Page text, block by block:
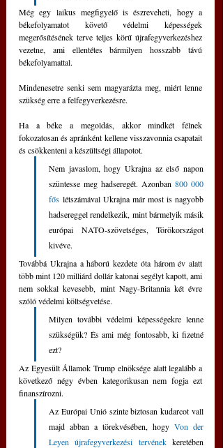
Még egy laikus megfigyelő is észreveheti, hogy a
békefolyamatot követő védelmi képességek
megerősítésének terve teljes körű újrafegyverkezéshez
vezetne, ami ellentétes bármilyen hosszabb távú
békefolyamattal.
Mindenesetre senki sem magyarázta meg, miért lenne
szükség erre a felfegyverkezésre.
Ha a béke a megoldás, akkor mindkét félnek
fokozatosan és apránként kellene visszavonnia csapatait
és csökkenteni a készültségi állapotot.
Nem javaslom, hogy Ukrajna az első napon
szüntesse meg hadseregét. Azonban 800 000
fős létszámával Ukrajna már most is nagyobb
hadsereggel rendelkezik, mint bármelyik másik
európai NATO-szövetséges, Törökországot
kivéve.
Továbbá Ukrajna a háború kezdete óta három év alatt
több mint 120 milliárd dollár katonai segélyt kapott, ami
nem sokkal kevesebb, mint Nagy-Britannia két évre
szóló védelmi költségvetése.
Milyen további védelmi képességekre lenne
szükségük? És ami még fontosabb, ki fizetné
ezt?
Az Egyesült Államok Trump elnöksége alatt legalább a
következő négy évben kategorikusan nem fogja ezt
finanszírozni.
Az Európai Unió szinte biztosan kudarcot vall
majd abban a törekvésében, hogy Von der
Leyen újrafegyverkezési tervének keretében